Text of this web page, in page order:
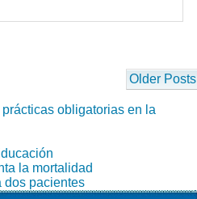
Older Posts
obligatorias en la
la mortalidad
dos pacientes